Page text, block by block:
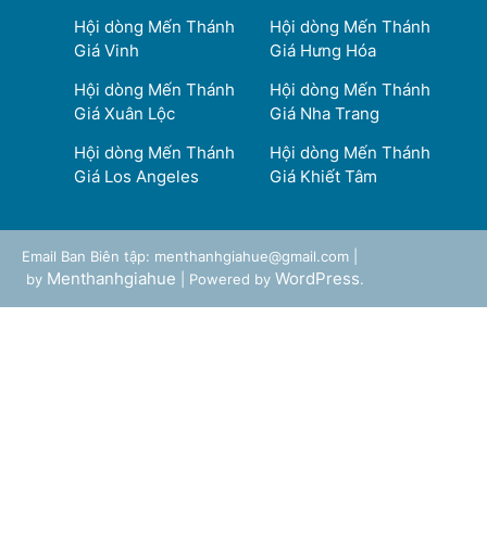
Hội dòng Mến Thánh
Giá Vinh
Hội dòng Mến Thánh
Giá Hưng Hóa
Hội dòng Mến Thánh
Giá Xuân Lộc
Hội dòng Mến Thánh
Giá Nha Trang
Hội dòng Mến Thánh
Giá Los Angeles
Hội dòng Mến Thánh
Giá Khiết Tâm
Email Ban Biên tập: menthanhgiahue@gmail.com |
by Menthanhgiahue | Powered by WordPress.